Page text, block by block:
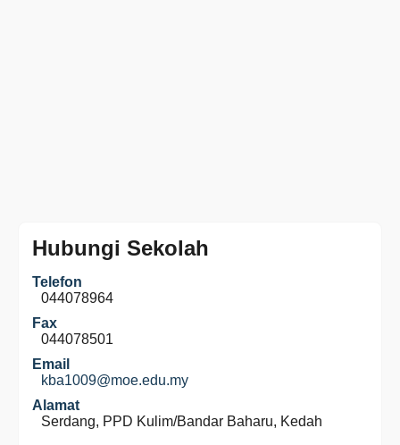
Hubungi Sekolah
Telefon
044078964
Fax
044078501
Email
kba1009@moe.edu.my
Alamat
Serdang, PPD Kulim/Bandar Baharu, Kedah